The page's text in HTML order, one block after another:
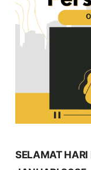
SELAMAT HARI